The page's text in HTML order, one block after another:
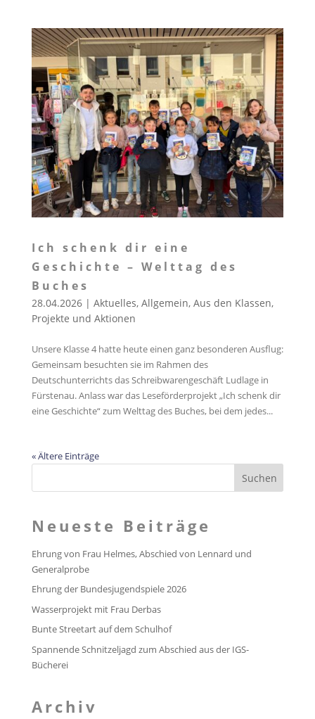
Ich schenk dir eine
Geschichte – Welttag des
Buches
28.04.2026| Aktuelles, Allgemein, Aus den Klassen,
Projekte und Aktionen
Unsere Klasse 4 hatte heute einen ganz besonderen Ausflug:
Gemeinsam besuchten sie im Rahmen des
Deutschunterrichts das Schreibwarengeschäft Ludlage in
Fürstenau. Anlass war das Leseförderprojekt „Ich schenk dir
eine Geschichte“ zum Welttag des Buches, bei dem jedes...
« Ältere Einträge
Neueste Beiträge
Ehrung von Frau Helmes, Abschied von Lennard und
Generalprobe
Ehrung der Bundesjugendspiele 2026
Wasserprojekt mit Frau Derbas
Bunte Streetart auf dem Schulhof
Spannende Schnitzeljagd zum Abschied aus der IGS-
Bücherei
Archiv